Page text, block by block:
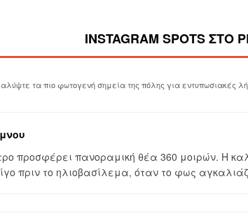
INSTAGRAM SPOTS
τα πιο φωτογενή σημεία της πόλης για εντυπωσιακές
προσφέρει πανοραμική θέα 360 μοιρών. Η
πριν το ηλιοβασίλεμα, όταν το φως